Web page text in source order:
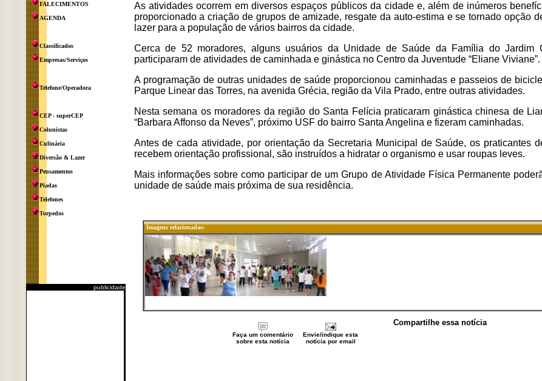
FALECIMENTOS
AGENDA
Classificados
Empresas/Serviços
Telefone/Operadora
CEP - superCEP
Colunistas
Culinária
Diversão & Lazer
Pensamentos
Piadas
Telefones
Torpedos
publicidade
As atividades ocorrem em diversos espaços públicos da cidade e, além de inúmeros
proporcionado a criação de grupos de amizade, resgate da auto-estima e se tornado opção
lazer para a população de vários bairros da cidade.
Cerca de 52 moradores, alguns usuários da Unidade de Saúde da Família do Jardim
participaram de atividades de caminhada e ginástica no Centro da Juventude “Eliane Viviane”.
A programação de outras unidades de saúde proporcionou caminhadas e passeios de
Parque Linear das Torres, na avenida Grécia, região da Vila Prado, entre outras atividades.
Nesta semana os moradores da região do Santa Felícia praticaram ginástica chinesa de
“Barbara Affonso da Neves”, próximo USF do bairro Santa Angelina e fizeram caminhadas.
Antes de cada atividade, por orientação da Secretaria Municipal de Saúde, os praticantes
recebem orientação profissional, são instruídos a hidratar o organismo e usar roupas leves.
Mais informações sobre como participar de um Grupo de Atividade Física Permanente
unidade de saúde mais próxima de sua residência.
Imagens relacionadas:
Compartilhe essa notícia
Faça um comentário
sobre esta notícia
Envie/indique esta
notícia por email